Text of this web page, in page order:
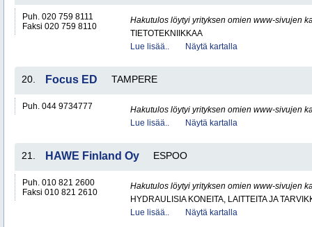
Puh. 020 759 8111
Faksi 020 759 8110
Hakutulos löytyi yrityksen omien www-sivujen
TIETOTEKNIIKKAA
Lue lisää..
Näytä kartalla
20. Focus ED TAMPERE
Puh. 044 9734777
Hakutulos löytyi yrityksen omien www-sivujen
Lue lisää..
Näytä kartalla
21. HAWE Finland Oy ESPOO
Puh. 010 821 2600
Faksi 010 821 2610
Hakutulos löytyi yrityksen omien www-sivujen
HYDRAULISIA KONEITA, LAITTEITA JA
Lue lisää..
Näytä kartalla